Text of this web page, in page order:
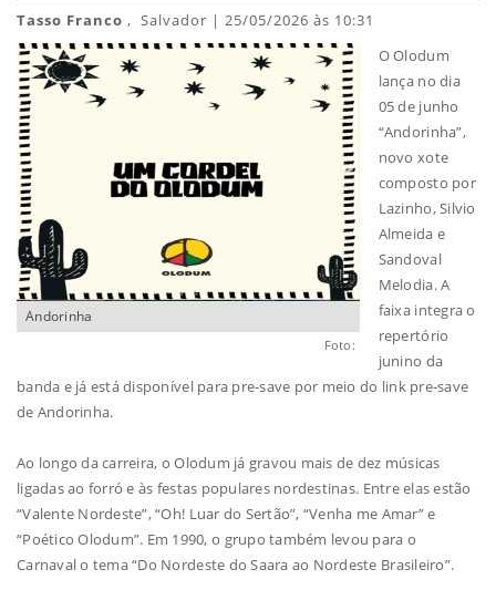
Tasso Franco , Salvador | 25/05/2026 às 10:31
Andorinha
Foto:
O Olodum
lança no dia
05 de junho
“Andorinha”,
novo xote
composto por
Lazinho, Silvio
Almeida e
Sandoval
Melodia. A
faixa integra o
repertório
junino da
banda e já está disponível para pre-save por meio do link pre-save
de Andorinha.
Ao longo da carreira, o Olodum já gravou mais de dez músicas
ligadas ao forró e às festas populares nordestinas. Entre elas estão
“Valente Nordeste”, “Oh! Luar do Sertão”, “Venha me Amar” e
“Poético Olodum”. Em 1990, o grupo também levou para o
Carnaval o tema “Do Nordeste do Saara ao Nordeste Brasileiro”.